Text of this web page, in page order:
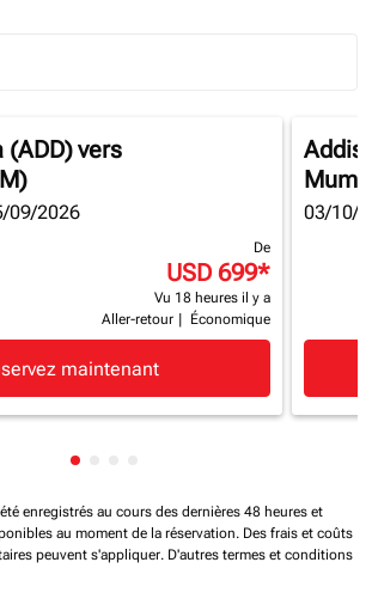
Round trip Selected
(ADD)vers
09/2026
De
USD 699*
Vu 18 heures il y a
Aller-retour
Économique
maintenant
03/10/
Affichage de cmp-pagination-
enregistrés au cours des dernières 48 heures et
au moment de la réservation. Des frais et coûts
peuvent s'appliquer. D'autres termes et conditions